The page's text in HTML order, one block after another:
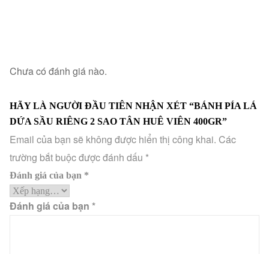
Chưa có đánh giá nào.
HÃY LÀ NGƯỜI ĐẦU TIÊN NHẬN XÉT “BÁNH PÍA LÁ
DỨA SẦU RIÊNG 2 SAO TÂN HUÊ VIÊN 400GR”
Email của bạn sẽ không được hiển thị công khai. Các
trường bắt buộc được đánh dấu *
Đánh giá của bạn *
Đánh giá của bạn *